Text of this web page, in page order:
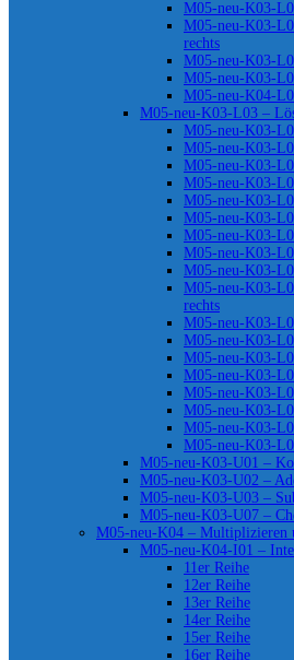
M05-neu-K03-
M05-neu-K03-
rechts
M05-neu-K03-
M05-neu-K03-
M05-neu-K04-
M05-neu-K03-L03 –
M05-neu-K03-
M05-neu-K03-
M05-neu-K03-
M05-neu-K03-
M05-neu-K03-
M05-neu-K03-
M05-neu-K03-
M05-neu-K03-
M05-neu-K03-
M05-neu-K03-
rechts
M05-neu-K03-
M05-neu-K03-
M05-neu-K03-
M05-neu-K03-
M05-neu-K03-
M05-neu-K03-
M05-neu-K03-
M05-neu-K03-
M05-neu-K03-U01 –
M05-neu-K03-U02 –
M05-neu-K03-U03 –
M05-neu-K03-U07 –
M05-neu-K04 – Multiplizieren
M05-neu-K04-I01 –
11er Reihe
12er Reihe
13er Reihe
14er Reihe
15er Reihe
16er Reihe